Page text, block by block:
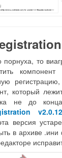
то
компонент
который
не до
v2.0.12
версия
в архиве